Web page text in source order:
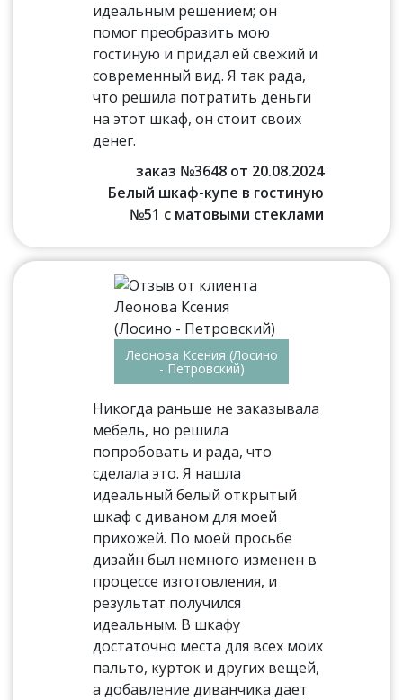
идеальным решением; он
помог преобразить мою
гостиную и придал ей свежий и
современный вид. Я так рада,
что решила потратить деньги
на этот шкаф, он стоит своих
денег.
заказ №3648 от 20.08.2024
Белый шкаф-купе в гостиную
№51 с матовыми стеклами
Леонова Ксения (Лосино
- Петровский)
Никогда раньше не заказывала
мебель, но решила
попробовать и рада, что
сделала это. Я нашла
идеальный белый открытый
шкаф с диваном для моей
прихожей. По моей просьбе
дизайн был немного изменен в
процессе изготовления, и
результат получился
идеальным. В шкафу
достаточно места для всех моих
пальто, курток и других вещей,
а добавление диванчика дает